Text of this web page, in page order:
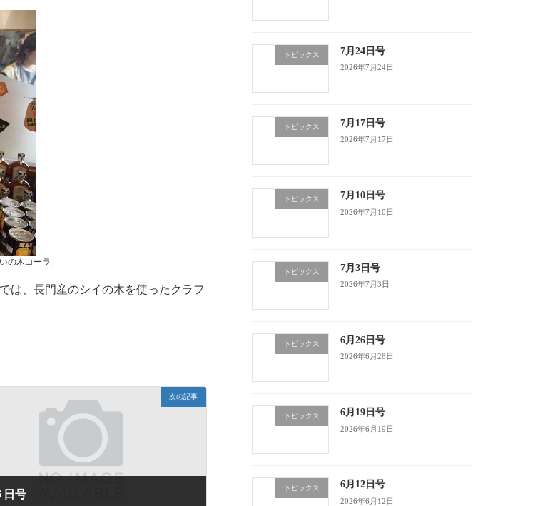
の木コーラ」
は、長門産のシイの木を使ったクラフ
次の記事
日号
トピックス 7月24日号
2026年7月24日
トピックス 7月17日号
2026年7月17日
トピックス 7月10日号
2026年7月10日
トピックス 7月3日号
2026年7月3日
トピックス 6月26日号
2026年6月28日
トピックス 6月19日号
2026年6月19日
トピックス 6月12日号
2026年6月12日